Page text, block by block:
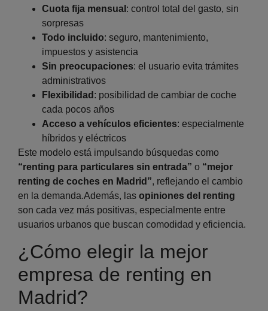
Cuota fija mensual : control total del gasto, sin
sorpresas
Todo incluido: seguro, mantenimiento,
impuestos y asistencia
Sin preocupaciones: el usuario evita trámites
administrativos
Flexibilidad : posibilidad de cambiar de coche
cada pocos años
Acceso a vehículos eficientes: especialmente
híbridos y eléctricos
Este modelo está impulsando búsquedas como
“renting para particulares sin entrada” o “mejor
renting de coches en Madrid”, reflejando el cambio
en la demanda.Además, las opiniones del renting
son cada vez más positivas, especialmente entre
usuarios urbanos que buscan comodidad y eficiencia.
¿Cómo elegir la mejor
empresa de renting en
Madrid?